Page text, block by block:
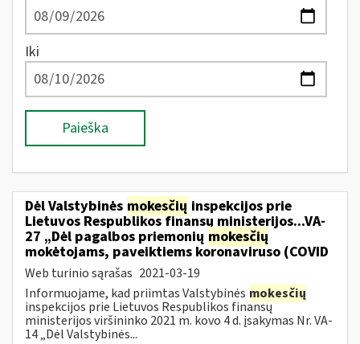
Iki
Paieška
Dėl Valstybinės mokesčių inspekcijos prie
Lietuvos Respublikos finansų ministerijos...VA-
27 „Dėl pagalbos priemonių mokesčių
mokėtojams, paveiktiems koronaviruso (COVID
Web turinio sąrašas 2021-03-19
Informuojame, kad priimtas Valstybinės mokesčių
inspekcijos prie Lietuvos Respublikos finansų
ministerijos viršininko 2021 m. kovo 4 d. įsakymas Nr. VA-
14 „Dėl Valstybinės...